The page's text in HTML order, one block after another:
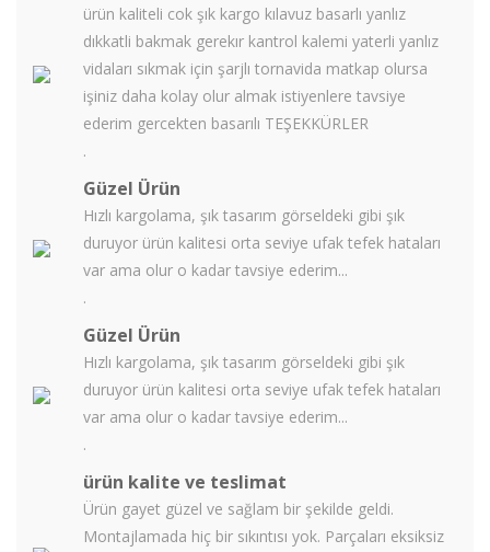
ürün kaliteli cok şık kargo kılavuz basarlı yanlız
dıkkatli bakmak gerekır kantrol kalemi yaterli yanlız
vidaları sıkmak için şarjlı tornavida matkap olursa
işiniz daha kolay olur almak istiyenlere tavsiye
ederim gercekten basarılı TEŞEKKÜRLER
.
Güzel Ürün
Hızlı kargolama, şık tasarım görseldeki gibi şık
duruyor ürün kalitesi orta seviye ufak tefek hataları
var ama olur o kadar tavsiye ederim...
.
Güzel Ürün
Hızlı kargolama, şık tasarım görseldeki gibi şık
duruyor ürün kalitesi orta seviye ufak tefek hataları
var ama olur o kadar tavsiye ederim...
.
ürün kalite ve teslimat
Ürün gayet güzel ve sağlam bir şekilde geldi.
Montajlamada hiç bir sıkıntısı yok. Parçaları eksiksiz